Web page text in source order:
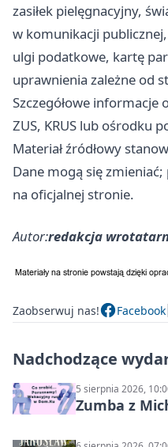
zasiłek pielęgnacyjny,
w komunikacji
ulgi podatkowe, kartę
uprawnienia zależne od
Szczegółowe informacje
ZUS, KRUS lub ośrodku
Materiał źródłowy
Dane mogą się
na oficjalnej stronie.
Autor:redakcja
Zaobserwuj nas! Facebook
Nadchodzące
5 sierpnia 2026,
Zumba z